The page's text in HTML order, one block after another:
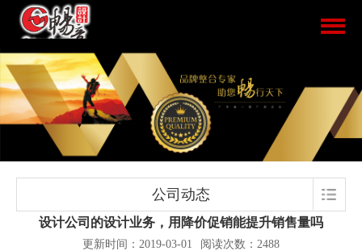
公司动态
设计公司的设计业务，用降价促销能提升销售量吗
更新时间：2019-03-01 阅读次数：2488